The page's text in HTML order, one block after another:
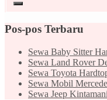
Pos-pos Terbaru
Sewa Baby Sitter
Sewa Land Rover
Sewa Toyota
Sewa Mobil
Sewa Jeep Kintamani